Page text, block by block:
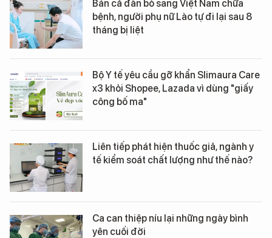
Bán cả đàn bò sang Việt Nam chữa
bệnh, người phụ nữ Lào tự đi lại sau 8
tháng bị liệt
Bộ Y tế yêu cầu gỡ khẩn Slimaura Care
x3 khỏi Shopee, Lazada vì dùng "giấy
công bố ma"
Liên tiếp phát hiện thuốc giả, ngành y
tế kiểm soát chất lượng như thế nào?
Ca can thiệp níu lại những ngày bình
yên cuối đời